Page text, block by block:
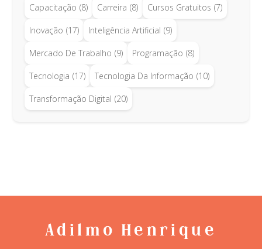
Capacitação (8) Carreira (8) Cursos Gratuitos (7)
Inovação (17) Inteligência Artificial (9)
Mercado De Trabalho (9) Programação (8)
Tecnologia (17) Tecnologia Da Informação (10)
Transformação Digital (20)
Adilmo Henrique